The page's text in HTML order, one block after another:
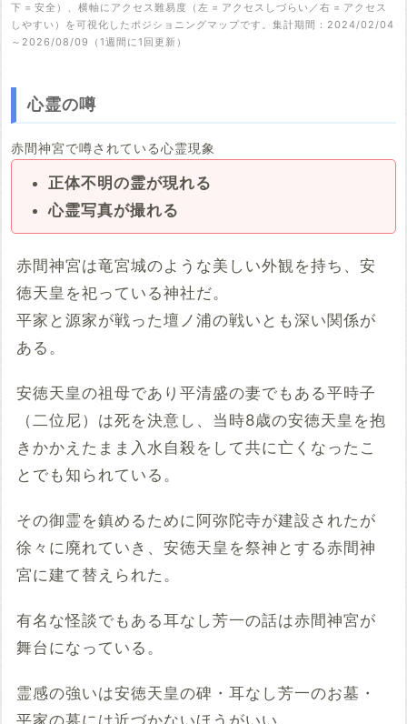
下 = 安全）、横軸にアクセス難易度（左 = アクセスしづらい／右 = アクセス
しやすい）を可視化したポジショニングマップです。集計期間：2024/02/04
～2026/08/09（1週間に1回更新）
心霊の噂
赤間神宮で噂されている心霊現象
正体不明の霊が現れる
心霊写真が撮れる
赤間神宮は竜宮城のような美しい外観を持ち、安
徳天皇を祀っている神社だ。
平家と源家が戦った壇ノ浦の戦いとも深い関係が
ある。
安徳天皇の祖母であり平清盛の妻でもある平時子
（二位尼）は死を決意し、当時8歳の安徳天皇を抱
きかかえたまま入水自殺をして共に亡くなったこ
とでも知られている。
その御霊を鎮めるために阿弥陀寺が建設されたが
徐々に廃れていき、安徳天皇を祭神とする赤間神
宮に建て替えられた。
有名な怪談でもある耳なし芳一の話は赤間神宮が
舞台になっている。
霊感の強いは安徳天皇の碑・耳なし芳一のお墓・